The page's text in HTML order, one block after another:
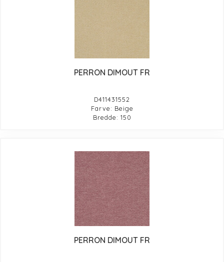
PERRON DIMOUT FR
D411431552
Farve: Beige
Bredde: 150
PERRON DIMOUT FR